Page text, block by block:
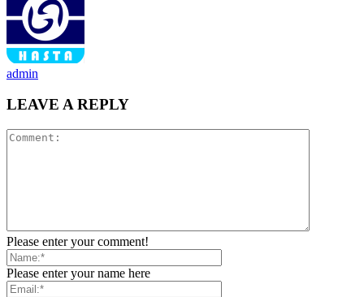
admin
LEAVE A REPLY
Please enter your comment!
Please enter your name here